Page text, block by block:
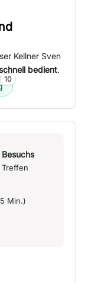
Kellner Sven
bedient.
10
Min.)